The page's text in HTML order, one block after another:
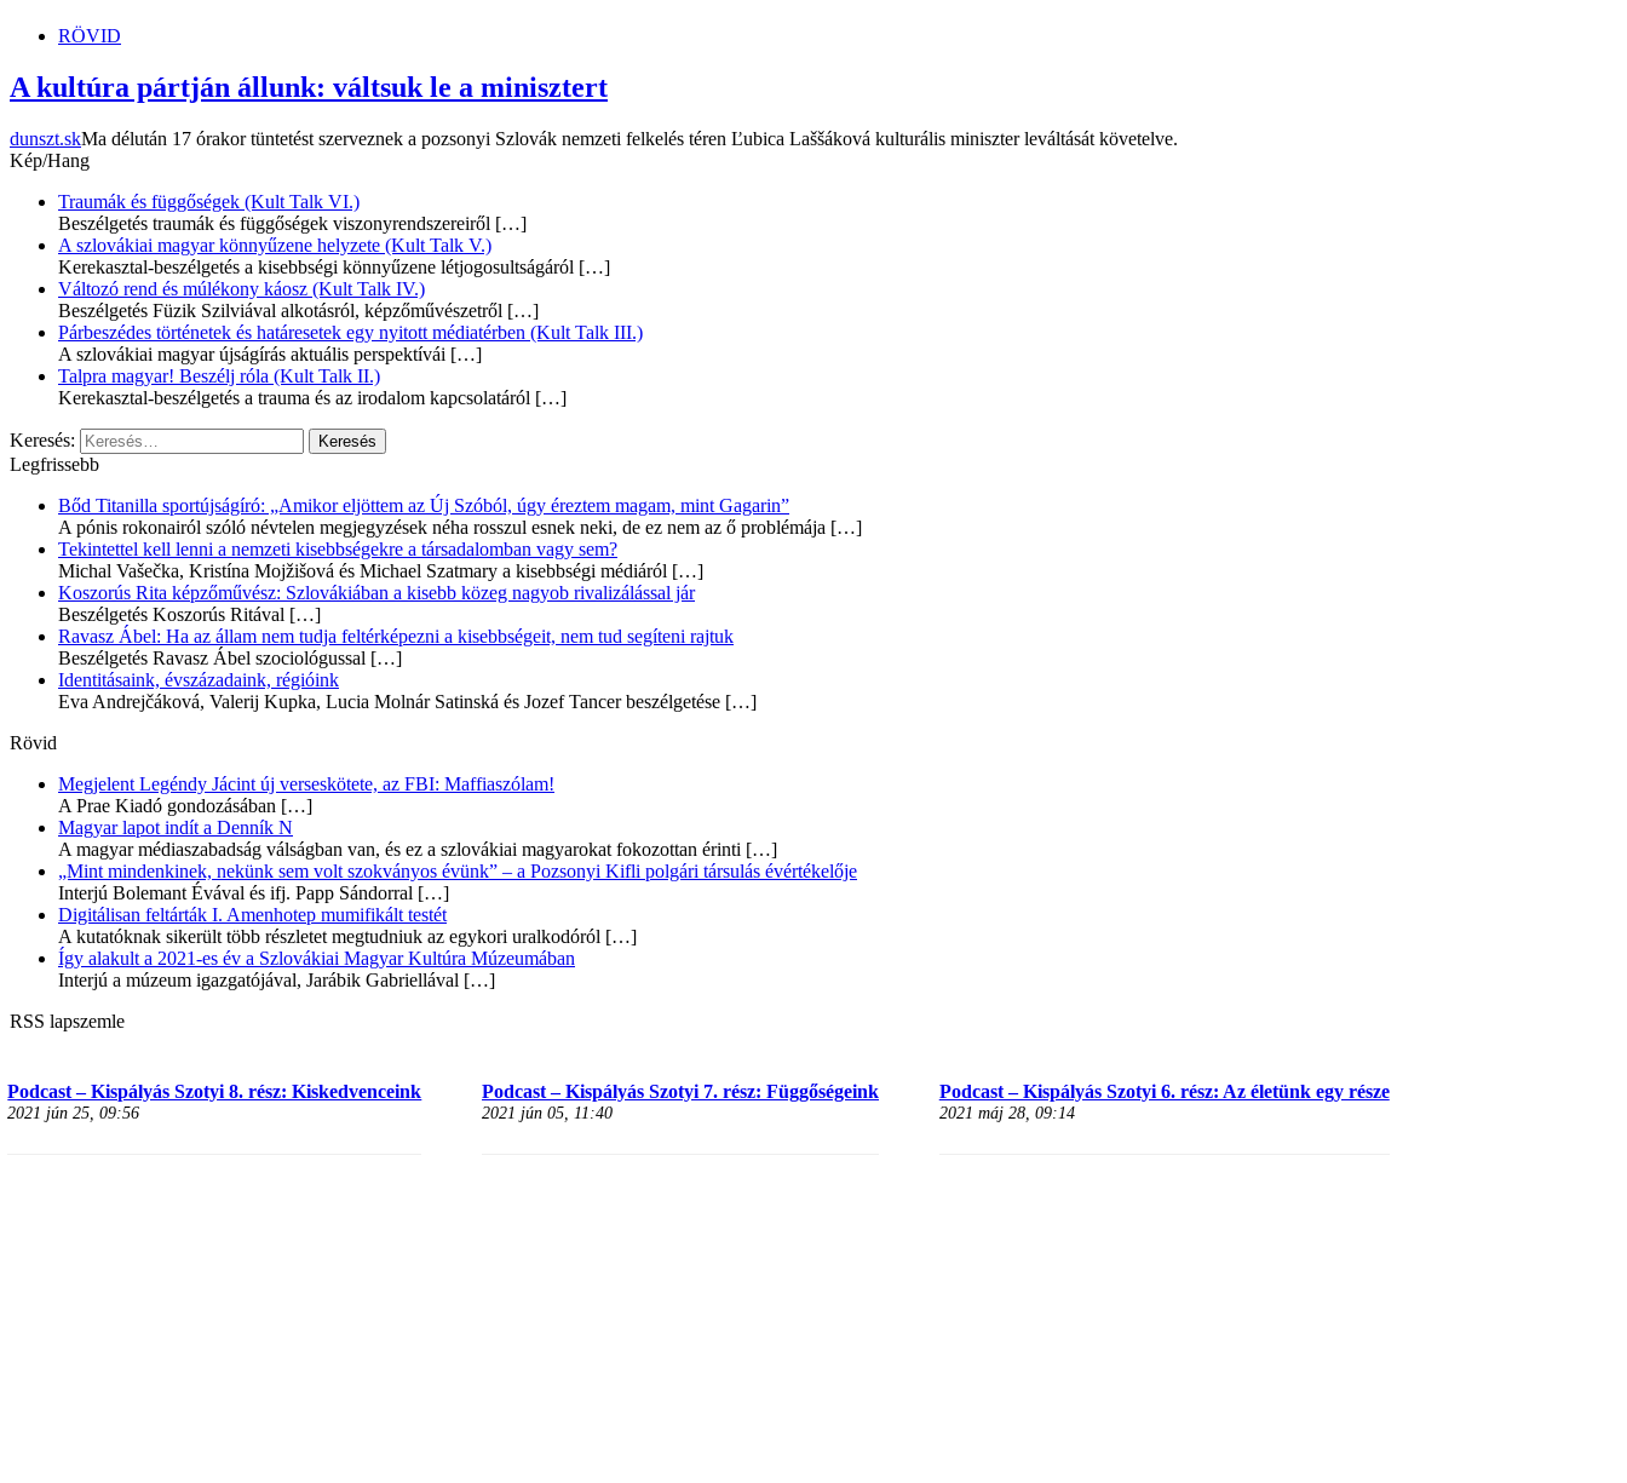
RÖVID
A kultúra pártján állunk: váltsuk le a minisztert
dunszt.skMa délután 17 órakor tüntetést szerveznek a pozsonyi Szlovák nemzeti felkelés téren Ľubica Laššáková kulturális miniszter leváltását követelve.
Kép/Hang
Traumák és függőségek (Kult Talk VI.)
Beszélgetés traumák és függőségek viszonyrendszereiről […]
A szlovákiai magyar könnyűzene helyzete (Kult Talk V.)
Kerekasztal-beszélgetés a kisebbségi könnyűzene létjogosultságáról […]
Változó rend és múlékony káosz (Kult Talk IV.)
Beszélgetés Füzik Szilviával alkotásról, képzőművészetről […]
Párbeszédes történetek és határesetek egy nyitott médiatérben (Kult Talk III.)
A szlovákiai magyar újságírás aktuális perspektívái […]
Talpra magyar! Beszélj róla (Kult Talk II.)
Kerekasztal-beszélgetés a trauma és az irodalom kapcsolatáról […]
Keresés:
Legfrissebb
Bőd Titanilla sportújságíró: „Amikor eljöttem az Új Szóból, úgy éreztem magam, mint Gagarin”
A pónis rokonairól szóló névtelen megjegyzések néha rosszul esnek neki, de ez nem az ő problémája […]
Tekintettel kell lenni a nemzeti kisebbségekre a társadalomban vagy sem?
Michal Vašečka, Kristína Mojžišová és Michael Szatmary a kisebbségi médiáról […]
Koszorús Rita képzőművész: Szlovákiában a kisebb közeg nagyob rivalizálással jár
Beszélgetés Koszorús Ritával […]
Ravasz Ábel: Ha az állam nem tudja feltérképezni a kisebbségeit, nem tud segíteni rajtuk
Beszélgetés Ravasz Ábel szociológussal […]
Identitásaink, évszázadaink, régióink
Eva Andrejčáková, Valerij Kupka, Lucia Molnár Satinská és Jozef Tancer beszélgetése […]
Rövid
Megjelent Legéndy Jácint új verseskötete, az FBI: Maffiaszólam!
A Prae Kiadó gondozásában […]
Magyar lapot indít a Denník N
A magyar médiaszabadság válságban van, és ez a szlovákiai magyarokat fokozottan érinti […]
„Mint mindenkinek, nekünk sem volt szokványos évünk” – a Pozsonyi Kifli polgári társulás évértékelője
Interjú Bolemant Évával és ifj. Papp Sándorral […]
Digitálisan feltárták I. Amenhotep mumifikált testét
A kutatóknak sikerült több részletet megtudniuk az egykori uralkodóról […]
Így alakult a 2021-es év a Szlovákiai Magyar Kultúra Múzeumában
Interjú a múzeum igazgatójával, Jarábik Gabriellával […]
RSS lapszemle
Podcast – Kispályás Szotyi 8. rész: Kiskedvenceink
2021 jún 25, 09:56
Podcast – Kispályás Szotyi 7. rész: Függőségeink
2021 jún 05, 11:40
Podcast – Kispályás Szotyi 6. rész: Az életünk egy része
2021 máj 28, 09:14